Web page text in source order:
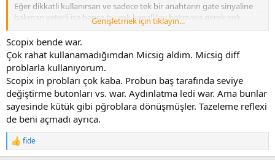
Eğer dikkatli kullanırsan ve sadece tek bir anahtarın gate sinyaline
bakman yeterli ise bence bu çok kanallıları bakmaya gerek yok.
Motor sürücünü bir izolasyon trafosu üzerinden çalıştır, ondan
sonra da artık standart osiloskobun tek kanalı ile istediğin yerde
ölçüm yap.
Genişletmek için tıklayın...
Scopix bende war.
Çok rahat kullanamadığımdan Micsig aldım. Micsig diff
problarla kullanıyorum.
Scopix in probları çok kaba. Probun baş tarafında seviye
değiştirme butonları vs. war. Aydınlatma ledi war. Ama bunlar
sayesinde kütük gibi pğroblara dönüşmüşler. Tazeleme reflexi
de beni açmadı ayrıca.
R
e
fide